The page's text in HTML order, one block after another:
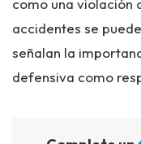
como una violación
accidentes se
señalan la
defensiva como